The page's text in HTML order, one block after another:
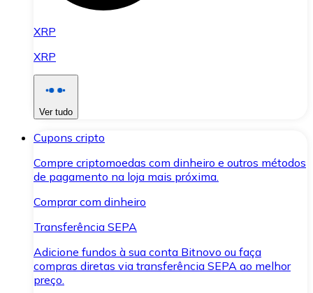
XRP
XRP
Ver tudo
Cupons cripto
Compre criptomoedas com dinheiro e outros métodos
de pagamento na loja mais próxima.
Comprar com dinheiro
Transferência SEPA
Adicione fundos à sua conta Bitnovo ou faça
compras diretas via transferência SEPA ao melhor
preço.